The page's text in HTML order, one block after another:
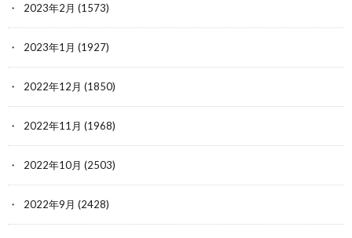
2023年2月 (1573)
2023年1月 (1927)
2022年12月 (1850)
2022年11月 (1968)
2022年10月 (2503)
2022年9月 (2428)